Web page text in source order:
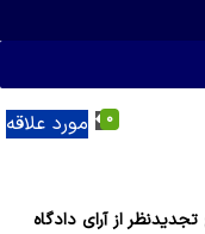
مورد علاقه 0
از آرای دادگاه